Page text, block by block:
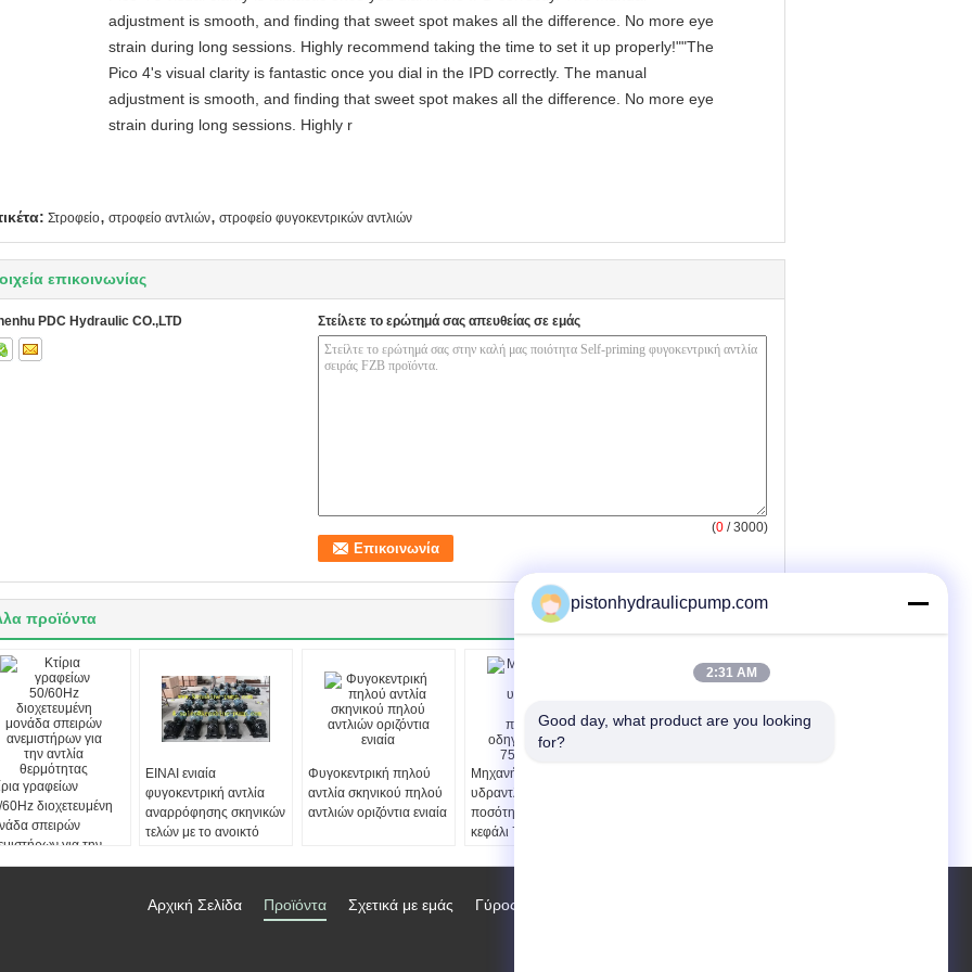
adjustment is smooth, and finding that sweet spot makes all the difference. No more eye
strain during long sessions. Highly recommend taking the time to set it up properly!""The
Pico 4's visual clarity is fantastic once you dial in the IPD correctly. The manual
adjustment is smooth, and finding that sweet spot makes all the difference. No more eye
strain during long sessions. Highly r
Στροφείο, στροφείο αντλιών, στροφείο φυγοκεντρικών αντλιών
επικοινωνίας
PDC Hydraulic CO.,LTD Στείλετε το ερώτημά σας απευθείας σε εμάς
(0 / 3000)
προϊόντα
γραφείων
διοχετευμένη
σπειρών
για την
θερμότητας
ΕΙΝΑΙ ενιαία
φυγοκεντρική αντλία
αναρρόφησης σκηνικών
τελών με το ανοικτό
Φυγοκεντρική πηλού
αντλία σκηνικού πηλού
αντλιών οριζόντια ενιαία
Μηχανή diesel υψηλών
υδραντλιών μεγάλης
ποσότητας - οδηγημένο
κεφάλι 750m3/h 20m
Γύρος εργοστασίων
Σχετικά με εμάς
Προϊόντα
Αρχική Σελίδα
pistonhydraulicpump.com
2:31 AM
Good day, what product are you looking
for?